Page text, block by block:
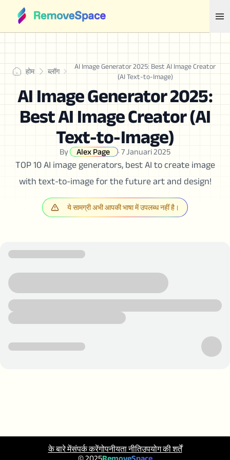
होम ब्लॉग
AI Image Generator 2025: Best AI Image Creator
(AI Text-to-Image)
AI Image Generator 2025:
Best AI Image Creator (AI
Text-to-Image)
By Alex Page · 7 Januari 2025
TOP 10 AI image generators, best AI to create image
with text-to-image for the future art and design!
ये सामग्री अभी आपकी भाषा में उपलब्ध नहीं है।
© 2025RemoveSpace
के बारे मेंसंपर्क करेंगोपनीयता नीतिउपयोग की शर्तें